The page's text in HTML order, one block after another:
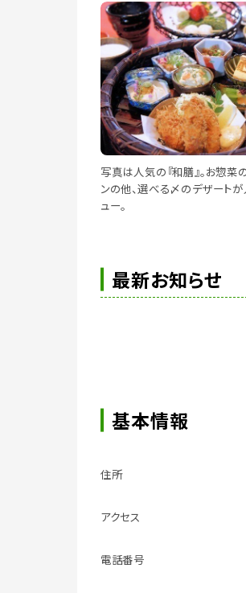
写真は人気の『和膳』。お惣菜
ンの他、選べる〆のデザート
ュー。
最新お知らせ
基本情報
住所
アクセス
電話番号